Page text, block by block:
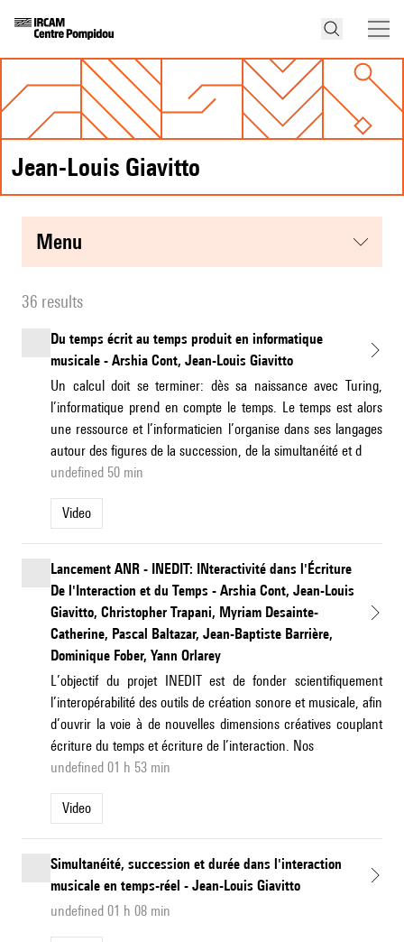
Jean-Louis Giavitto
menu
36 results
Du temps écrit au temps produit en informatique
musicale - Arshia Cont, Jean-Louis Giavitto
Un calcul doit se terminer: dès sa naissance avec Turing,
l’informatique prend en compte le temps. Le temps est alors
une ressource et l’informaticien l’organise dans ses langages
autour des figures de la succession, de la simultanéité et d
undefined 50 min
Video
Lancement ANR - INEDIT: INteractivité dans l'Écriture
De l'Interaction et du Temps - Arshia Cont, Jean-Louis
Giavitto, Christopher Trapani, Myriam Desainte-
Catherine, Pascal Baltazar, Jean-Baptiste Barrière,
Dominique Fober, Yann Orlarey
L’objectif du projet INEDIT est de fonder scientifiquement
l’interopérabilité des outils de création sonore et musicale, afin
d’ouvrir la voie à de nouvelles dimensions créatives couplant
écriture du temps et écriture de l’interaction. Nos
undefined 01 h 53 min
Video
Simultanéité, succession et durée dans l'interaction
musicale en temps-réel - Jean-Louis Giavitto
undefined 01 h 08 min